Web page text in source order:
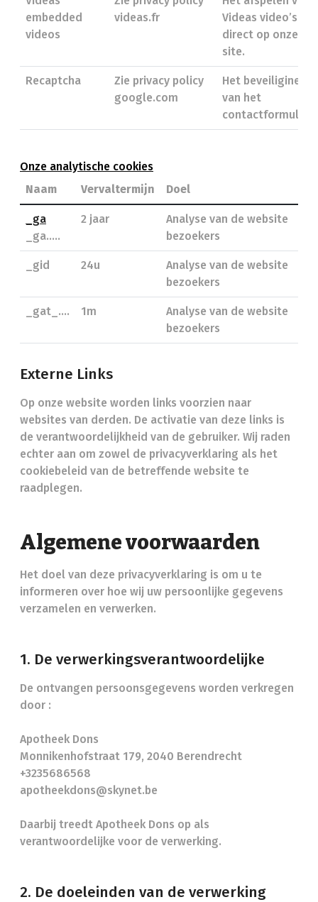
embedded
videos
videas.fr
Videas video’s
direct op onze
site.
Recaptcha
Zie privacy policy
google.com
Het beveiliginen
van het
contactformulier.
Onze analytische cookies
Naam
Vervaltermijn Doel
_ga
_ga.....
2 jaar
Analyse van de website
bezoekers
_gid 24u
Analyse van de website
bezoekers
_gat_.... 1m
Analyse van de website
bezoekers
Externe Links
Op onze website worden links voorzien naar
websites van derden. De activatie van deze links is
de verantwoordelijkheid van de gebruiker. Wij raden
echter aan om zowel de privacyverklaring als het
cookiebeleid van de betreffende website te
raadplegen.
Algemene voorwaarden
Het doel van deze privacyverklaring is om u te
informeren over hoe wij uw persoonlijke gegevens
verzamelen en verwerken.
1. De verwerkingsverantwoordelijke
De ontvangen persoonsgegevens worden verkregen
door :
Apotheek Dons
Monnikenhofstraat 179, 2040 Berendrecht
+3235686568
apotheekdons@skynet.be
Daarbij treedt Apotheek Dons op als
verantwoordelijke voor de verwerking.
2. De doeleinden van de verwerking